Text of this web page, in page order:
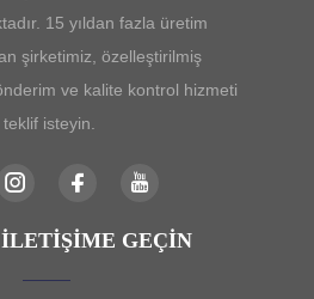
15 yıldan fazla üretim
şirketimiz, özelleştirilmiş
ve kalite kontrol hizmeti
isteyin.
GEÇIN